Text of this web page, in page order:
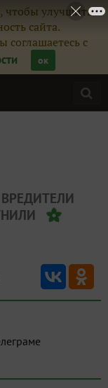
чтобы улучшить
сайта.
соглашаетесь с
ок
на нас в телеграме